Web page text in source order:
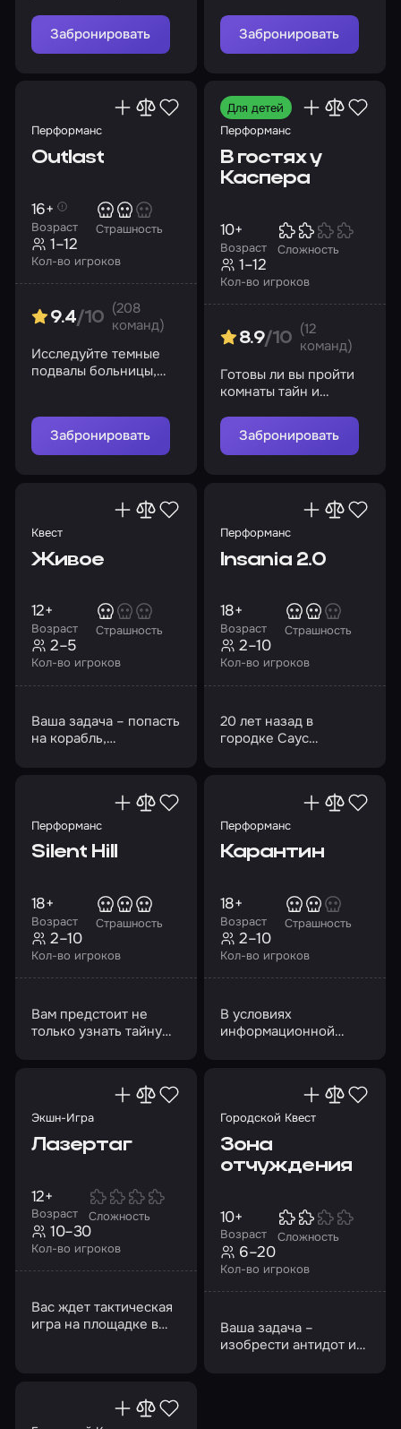
психиатрической
лечебницы
«Коллингвуд»?
Забронировать Забронировать
Перформанс
Outlast
Возраст
16+
Страшность
Кол-во игроков
1–12
9.4/10
(208
команд)
Исследуйте темные
подвалы больницы,
Забронировать
Для детей
Перформанс
В гостях у
Каспера
Возраст
10+
Сложность
Кол-во игроков
1–12
8.9/10
(12
команд)
Готовы ли вы пройти
комнаты тайн и
смех и воспоминания?
Забронировать
Квест
Живое
Возраст
12+
Страшность
Кол-во игроков
2–5
Ваша задача – попасть
на корабль,
Перформанс
Insania 2.0
Возраст
18+
Страшность
Кол-во игроков
2–10
20 лет назад в
городке Саус
кровавое убийство
Перформанс
Silent Hill
Возраст
18+
Страшность
Кол-во игроков
2–10
Вам предстоит не
только узнать тайну
Перформанс
Карантин
Возраст
18+
Страшность
Кол-во игроков
2–10
В условиях
информационной
Экшн-Игра
Лазертаг
Возраст
12+
Сложность
Кол-во игроков
10–30
Вас ждет тактическая
игра на площадке в
Городской Квест
Зона
отчуждения
Возраст
10+
Сложность
Кол-во игроков
6–20
Ваша задача –
изобрести антидот и